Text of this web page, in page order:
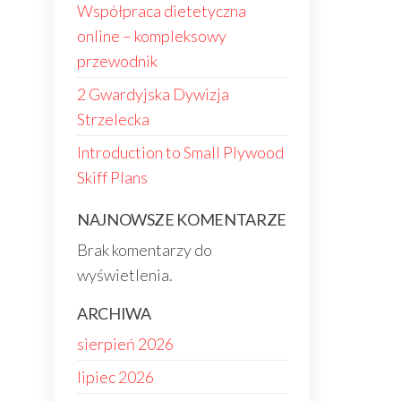
Współpraca dietetyczna
online – kompleksowy
przewodnik
2 Gwardyjska Dywizja
Strzelecka
Introduction to Small Plywood
Skiff Plans
NAJNOWSZE KOMENTARZE
Brak komentarzy do
wyświetlenia.
ARCHIWA
sierpień 2026
lipiec 2026